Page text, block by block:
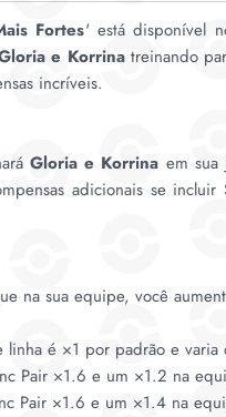
Fortes' está disponível
e Korrinatreinando
incríveis.
Gloria e Korrina em sua
adicionais se incluir
na sua equipe, você
é ×1 por padrão e varia
Pair ×1.6 e um ×1.2 na
Pair ×1.6 e um ×1.4 na